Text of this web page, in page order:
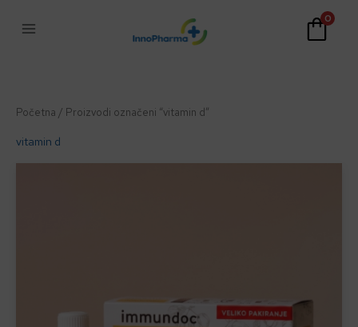
0
Početna / Proizvodi označeni “vitamin d”
vitamin d
mogu